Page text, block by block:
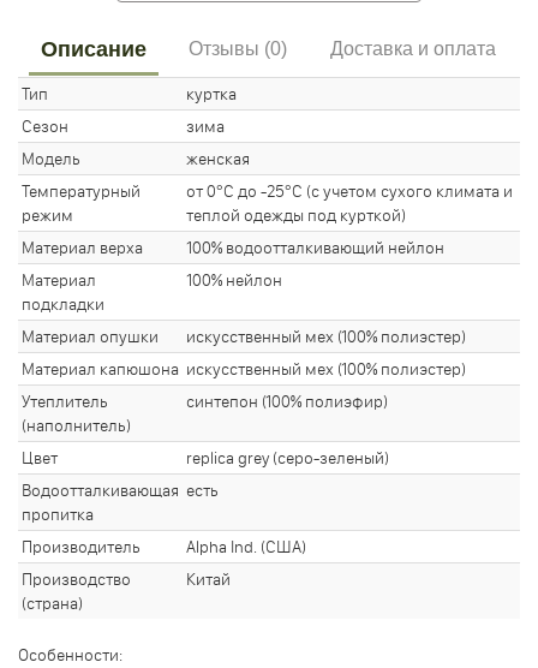
Описание Отзывы (0) Доставка и оплата
Тип
куртка
Сезон
зима
Модель
женская
Температурный
режим
от 0°С до -25°С (с учетом сухого климата и
теплой одежды под курткой)
Материал верха
100% водоотталкивающий нейлон
Материал
подкладки
100% нейлон
Материал опушки
искусственный мех (100% полиэстер)
Материал капюшона искусственный мех (100% полиэстер)
Утеплитель
(наполнитель)
синтепон (100% полиэфир)
Цвет
replica grey (серо-зеленый)
Водоотталкивающая
пропитка
есть
Производитель
Alpha Ind. (США)
Производство
(страна)
Китай
Особенности: